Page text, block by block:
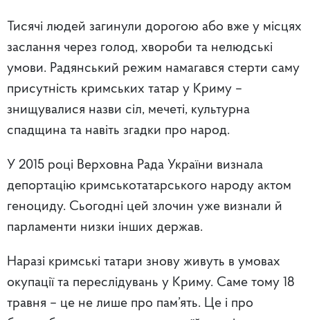
Тисячі людей загинули дорогою або вже у місцях
заслання через голод, хвороби та нелюдські
умови. Радянський режим намагався стерти саму
присутність кримських татар у Криму –
знищувалися назви сіл, мечеті, культурна
спадщина та навіть згадки про народ.
У 2015 році Верховна Рада України визнала
депортацію кримськотатарського народу актом
геноциду. Сьогодні цей злочин уже визнали й
парламенти низки інших держав.
Наразі кримські татари знову живуть в умовах
окупації та переслідувань у Криму. Саме тому 18
травня – це не лише про пам’ять. Це і про